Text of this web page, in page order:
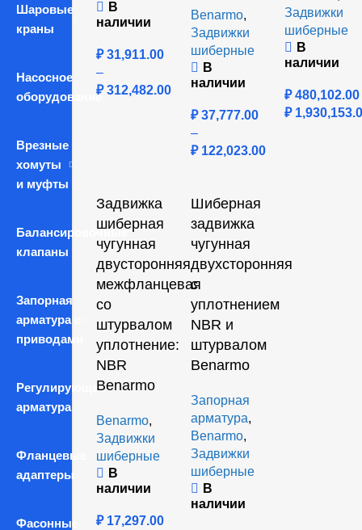
Шаровые
краны
Насосное
оборудование
Врезные
хомуты
и муфты
Балансировочные
клапаны
Запорная
арматура с
приводами
Регулирующая
арматура
Фланцевые
адаптеры
Фасонные
В
наличии
₽31,911.00
–
₽312,482.00
Benarmo,
Задвижки
шиберные
В
наличии
₽37,777.00
–
₽122,023.00
Задвижки
шиберные
В
наличии
₽480,102.00
₽
Задвижка
шиберная
чугунная
двусторонняя
межфланцевая
со
штурвалом
уплотнение:
NBR
Benarmo
Benarmo,
Задвижки
шиберные
В
наличии
₽17,297.00
Шиберная
задвижка
чугунная
двухсторонняя
с
уплотнением
NBR и
штурвалом
Benarmo
Запорная
арматура,
Benarmo,
Задвижки
шиберные
В
наличии